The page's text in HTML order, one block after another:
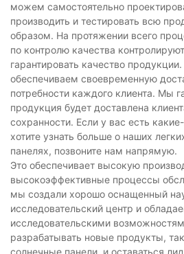
можем самостоятельно
производить и тестировать всю
образом. На протяжении всего
по контролю качества
гарантировать качество
обеспечиваем своевременную
потребности каждого клиента. Мы
продукция будет доставлена
сохранности. Если у вас есть
хотите узнать больше о наших
панелях, позвоните нам напрямую.
Это обеспечивает высокую
высокоэффективные процессы
мы создали хорошо оснащенный
исследовательский центр и
исследовательскими
разрабатывать новые продукты,